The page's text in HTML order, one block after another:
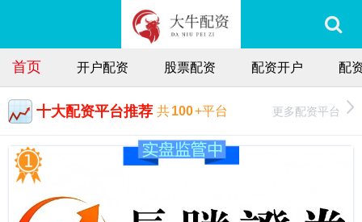
首页 开户配资 股票配资 配资开户 配
十大配资平台推荐 共100+平台 更多配资平台